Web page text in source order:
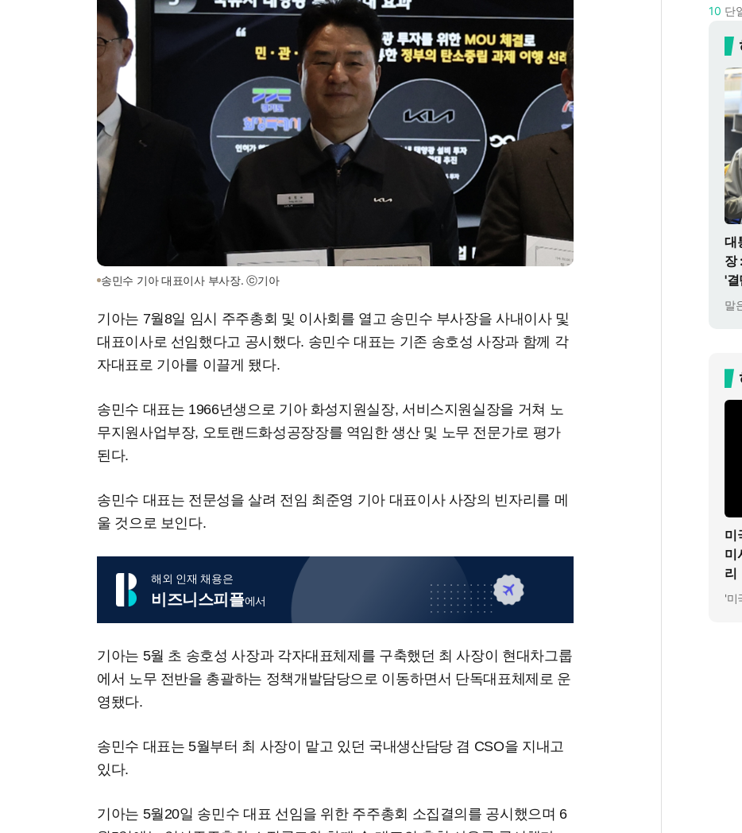
송민수 기아 대표이사 부사장. ⓒ기아
기아는 7월8일 임시 주주총회 및 이사회를 열고 송민수 부사장을 사내이사 및
대표이사로 선임했다고 공시했다. 송민수 대표는 기존 송호성 사장과 함께 각
자대표로 기아를 이끌게 됐다.
송민수 대표는 1966년생으로 기아 화성지원실장, 서비스지원실장을 거쳐 노
무지원사업부장, 오토랜드화성공장장를 역임한 생산 및 노무 전문가로 평가
된다.
송민수 대표는 전문성을 살려 전임 최준영 기아 대표이사 사장의 빈자리를 메
울 것으로 보인다.
해외 인재 채용은
비즈니스피플에서
기아는 5월 초 송호성 사장과 각자대표체제를 구축했던 최 사장이 현대차그룹
에서 노무 전반을 총괄하는 정책개발담당으로 이동하면서 단독대표체제로 운
영됐다.
송민수 대표는 5월부터 최 사장이 맡고 있던 국내생산담당 겸 CSO을 지내고
있다.
기아는 5월20일 송민수 대표 선임을 위한 주주총회 소집결의를 공시했으며 6
10
대
장
'결
말
미
미
리
'미